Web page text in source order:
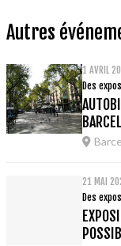
Autres
1 AVRIL
Des
21 MAI
Des